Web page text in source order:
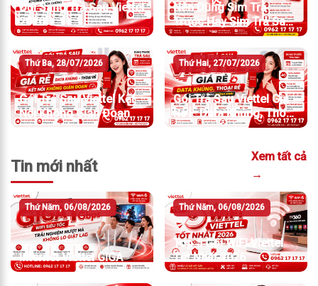
Đổi Sang Trả Sau Viettel
2026
Nên Dùng Sim Trả
Trước Hay Sim Trả Sau
Viettel?
Thứ Ba, 28/07/2026
Gói Trả Sau Viettel Kết
Nối Không Gián Đoạn
Thứ Hai, 27/07/2026
Gói Trả Sau Viettel Giá
Rẻ – Data Khủng, Thoại
Rẻ Cho Người Dùng
Tin mới nhất
Xem tất cả
→
Thứ Năm, 06/08/2026
Internet Viettel GIGA
Thứ Năm, 06/08/2026
Top 5 Gói WiFi Viettel
Tốt Nhất 2026